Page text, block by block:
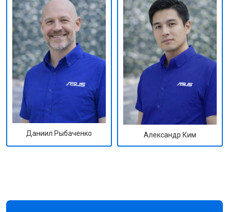
Даниил Рыбаченко Александр Ким